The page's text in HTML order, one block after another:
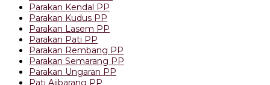
Parakan Kendal PP
Parakan Kudus PP
Parakan Lasem PP
Parakan Pati PP
Parakan Rembang PP
Parakan Semarang PP
Parakan Ungaran PP
Pati Ajibarang PP